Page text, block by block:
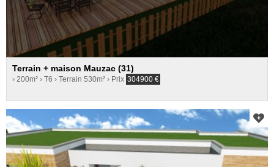
Terrain + maison Mauzac (31)
› 200m² › T6 › Terrain 530m² › Prix 304900 €